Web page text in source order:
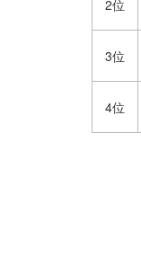
2位
3位
4位